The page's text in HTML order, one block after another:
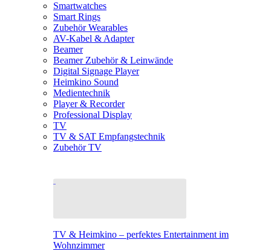
Smartwatches
Smart Rings
Zubehör Wearables
AV-Kabel & Adapter
Beamer
Beamer Zubehör & Leinwände
Digital Signage Player
Heimkino Sound
Medientechnik
Player & Recorder
Professional Display
TV
TV & SAT Empfangstechnik
Zubehör TV
TV & Heimkino – perfektes Entertainment im
Wohnzimmer